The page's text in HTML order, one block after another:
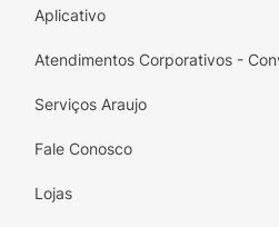
1 Carta de destaque (Ex:
Total: 25 Cartas de
Aplicativo
Atendimentos Corporativos -
Serviços Araujo
Fale Conosco
Lojas